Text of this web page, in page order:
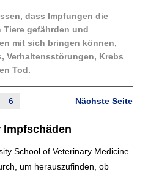
dass Impfungen die
gefährden und
mit sich bringen können,
Verhaltensstörungen, Krebs
Tod.
Nächste Seite
6
Impfschäden
School of Veterinary Medicine
um herauszufinden, ob